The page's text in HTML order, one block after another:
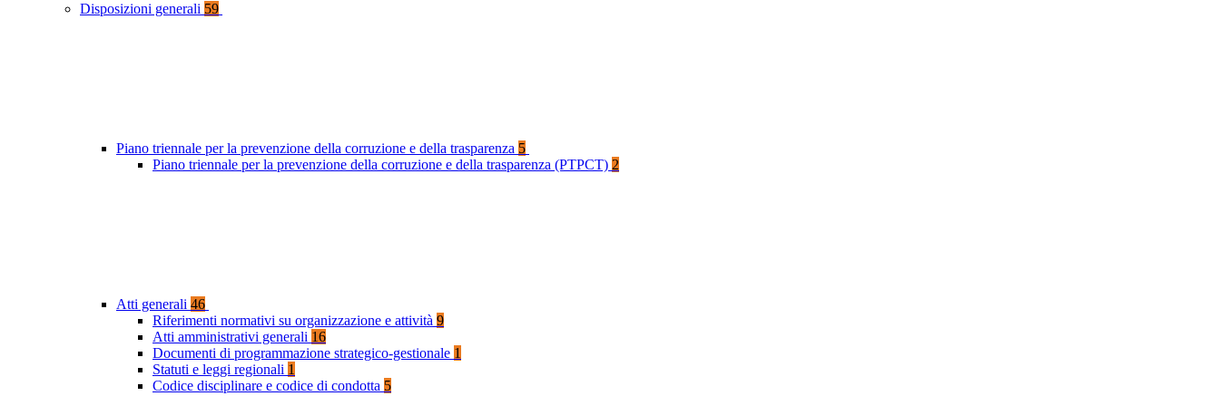
Disposizioni generali 59
Piano triennale per la prevenzione della corruzione e della trasparenza 5
Piano triennale per la prevenzione della corruzione e della trasparenza (PTPCT) 2
Atti generali 46
Riferimenti normativi su organizzazione e attività 9
Atti amministrativi generali 16
Documenti di programmazione strategico-gestionale 1
Statuti e leggi regionali 1
Codice disciplinare e codice di condotta 5